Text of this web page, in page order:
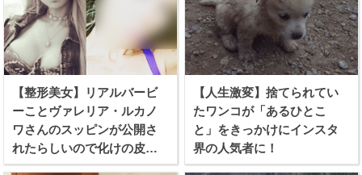
【整形美女】リアルバービ
ーことヴァレリア・ルカノ
ワさんのスッピンが公開さ
れたらしいので化けの皮を
剥ぐつもりで見てみたぞ！
【人生激変】捨てられてい
たワンコが「あるひとこ
と」をきっかけにインスタ
界の人気者に！